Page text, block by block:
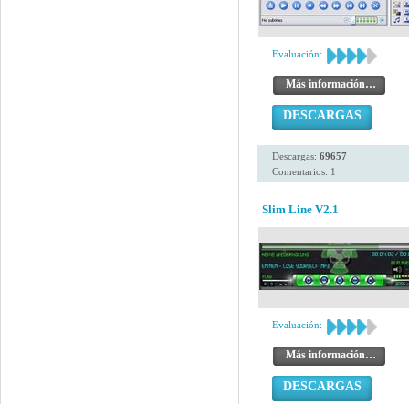
Evaluación:
Más información…
DESCARGAS
Descargas: 69657
Comentarios: 1
Slim Line V2.1
Evaluación:
Más información…
DESCARGAS